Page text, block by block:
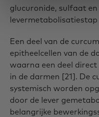
glucuronide, sulfaat
Een deel van de
epitheelcellen van de
waarna een deel
in de darmen [21]. De
systemisch worden
door de lever
belangrijke